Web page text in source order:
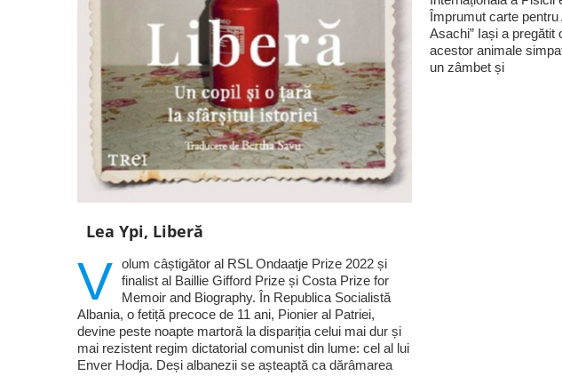
Lea Ypi, Liberă
V olum câștigător al RSL Ondaatje Prize 2022 și
finalist al Baillie Gifford Prize și Costa Prize for
Memoir and Biography. În Republica Socialistă
Albania, o fetiță precoce de 11 ani, Pionier al Patriei,
devine peste noapte martoră la dispariția celui mai dur și
mai rezistent regim dictatorial comunist din lume: cel al lui
Enver Hodja. Deși albanezii se așteaptă ca dărâmarea
Împrumut carte pentru
Asachi” Iași a pregătit
acestor animale
un zâmbet și